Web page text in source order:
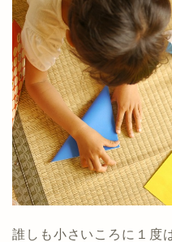
誰しも小さいころに１度